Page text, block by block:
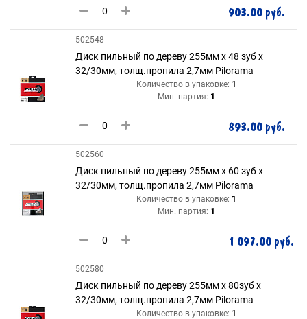
903.00 руб.
502548
Диск пильный по дереву 255мм х 48 зуб х
32/30мм, толщ.пропила 2,7мм Pilorama
Количество в упаковке: 1
Мин. партия: 1
893.00 руб.
502560
Диск пильный по дереву 255мм х 60 зуб х
32/30мм, толщ.пропила 2,7мм Pilorama
Количество в упаковке: 1
Мин. партия: 1
1 097.00 руб.
502580
Диск пильный по дереву 255мм х 80зуб х
32/30мм, толщ.пропила 2,7мм Pilorama
Количество в упаковке: 1